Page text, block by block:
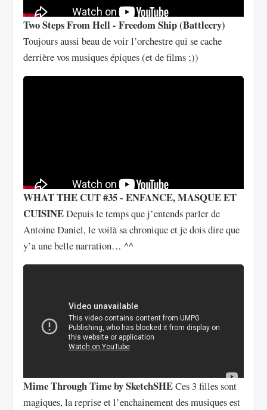
Two Steps From Hell - Freedom Ship (Battlecry)
Toujours aussi beau de voir l’orchestre qui se cache
derrière vos musiques épiques (et de films ;))
WHAT THE CUT #35 - ENFANCE, MASQUE ET
CUISINEDepuis le temps que j’entends parler de
Antoine Daniel, le voilà sa chronique et je dois dire que
y’a une belle narration… ^^
Mime Through Time by SketchSHECes 3 filles sont
magiques, la reprise et l’enchainement des musiques est